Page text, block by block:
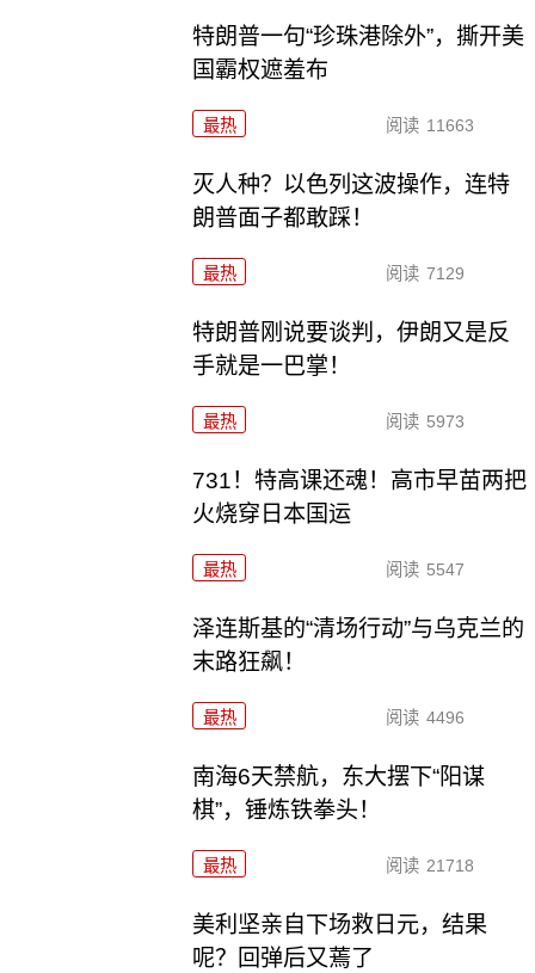
特朗普一句“珍珠港除外”，撕开美
国霸权遮羞布
最热 阅读 11663
灭人种？以色列这波操作，连特
朗普面子都敢踩！
最热 阅读 7129
特朗普刚说要谈判，伊朗又是反
手就是一巴掌！
最热 阅读 5973
731！特高课还魂！高市早苗两把
火烧穿日本国运
最热 阅读 5547
泽连斯基的“清场行动”与乌克兰的
末路狂飙！
最热 阅读 4496
南海6天禁航，东大摆下“阳谋
棋”，锤炼铁拳头！
最热 阅读 21718
美利坚亲自下场救日元，结果
呢？回弹后又蔫了